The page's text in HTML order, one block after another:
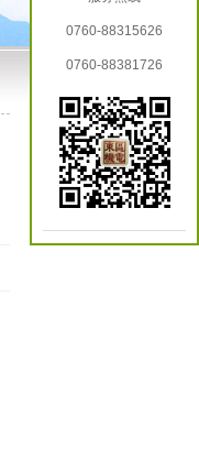
0760-88315626
0760-88381726